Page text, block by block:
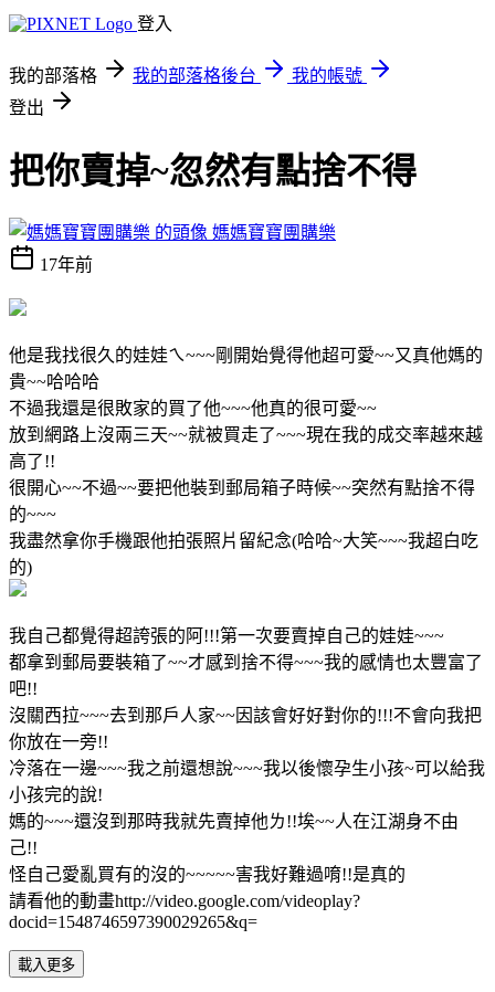
登入
我的部落格 我的部落格後台
我的帳號
登出
把你賣掉~忽然有點捨不得
媽媽寶寶團購樂
17年前
他是我找很久的娃娃ㄟ~~~剛開始覺得他超可愛~~又真他媽的
貴~~哈哈哈
不過我還是很敗家的買了他~~~他真的很可愛~~
放到網路上沒兩三天~~就被買走了~~~現在我的成交率越來越
高了!!
很開心~~不過~~要把他裝到郵局箱子時候~~突然有點捨不得
的~~~
我盡然拿你手機跟他拍張照片留紀念(哈哈~大笑~~~我超白吃
的)
我自己都覺得超誇張的阿!!!第一次要賣掉自己的娃娃~~~
都拿到郵局要裝箱了~~才感到捨不得~~~我的感情也太豐富了
吧!!
沒關西拉~~~去到那戶人家~~因該會好好對你的!!!不會向我把
你放在一旁!!
冷落在一邊~~~我之前還想說~~~我以後懷孕生小孩~可以給我
小孩完的說!
媽的~~~還沒到那時我就先賣掉他ㄌ!!埃~~人在江湖身不由
己!!
怪自己愛亂買有的沒的~~~~~害我好難過唷!!是真的
請看他的動畫http://video.google.com/videoplay?
docid=1548746597390029265&q=
載入更多